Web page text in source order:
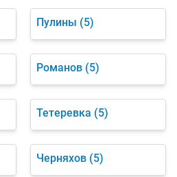
Пулины (5)
Романов (5)
Тетеревка (5)
Черняхов (5)